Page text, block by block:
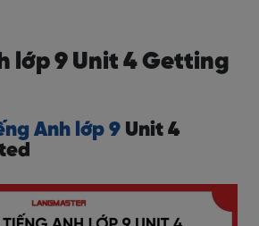
lớp 9 Unit 4 Getting
Anh lớp 9 Unit 4